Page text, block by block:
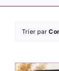
Trier par